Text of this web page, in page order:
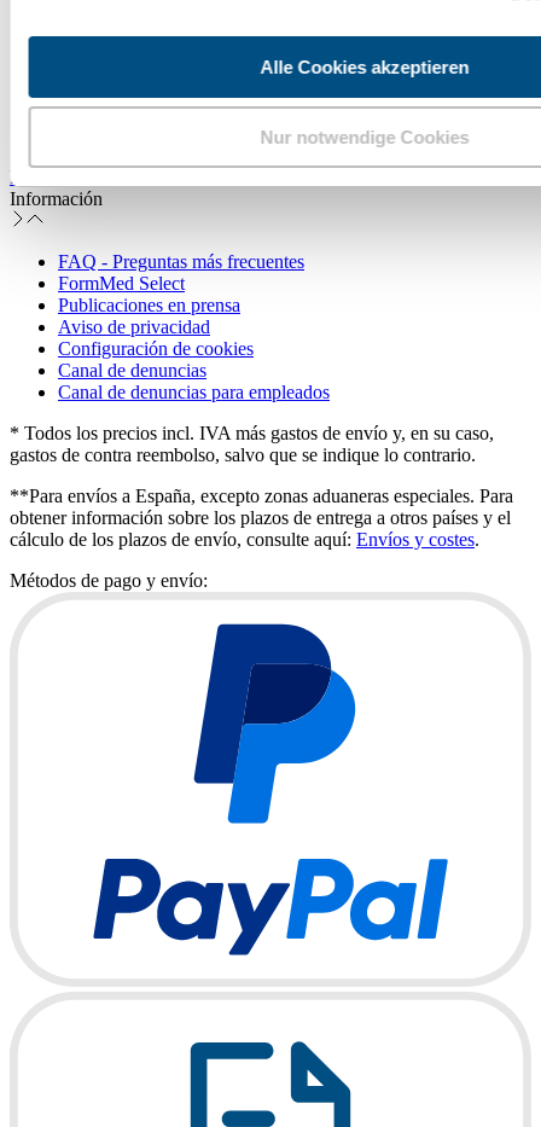
Alle Cookies akzeptieren
Nur notwendige Cookies
Condiciones generales
Retirar la compra
Información
FAQ - Preguntas más frecuentes
FormMed Select
Publicaciones en prensa
Aviso de privacidad
Configuración de cookies
Canal de denuncias
Canal de denuncias para empleados
* Todos los precios incl. IVA más gastos de envío y, en su caso,
gastos de contra reembolso, salvo que se indique lo contrario.
**Para envíos a España, excepto zonas aduaneras especiales. Para
obtener información sobre los plazos de entrega a otros países y el
cálculo de los plazos de envío, consulte aquí: Envíos y costes.
Métodos de pago y envío: